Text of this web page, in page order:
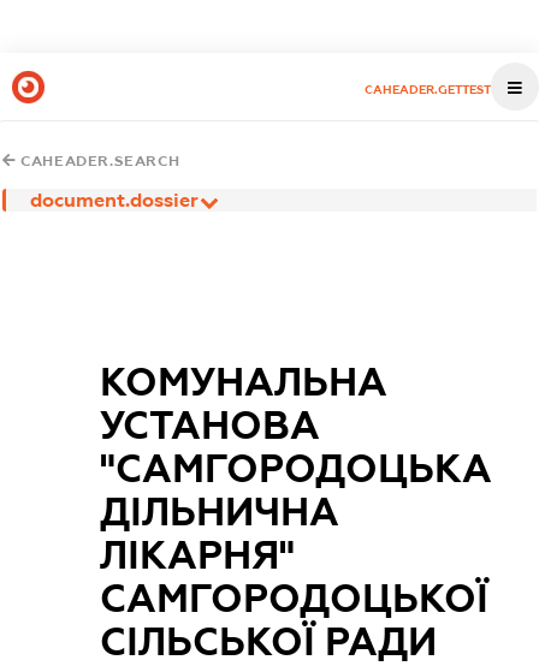
CAHEADER.GETTEST
CAHEADER.SEARCH
document.dossier
КОМУНАЛЬНА
УСТАНОВА
"САМГОРОДОЦЬКА
ДІЛЬНИЧНА
ЛІКАРНЯ"
САМГОРОДОЦЬКОЇ
СІЛЬСЬКОЇ РАДИ